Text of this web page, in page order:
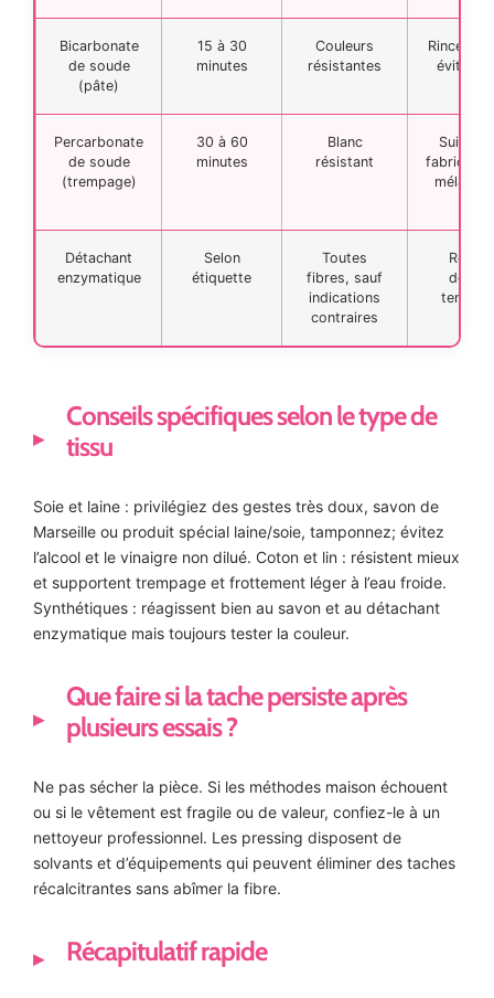
Bicarbonate
de soude
(pâte)
15 à 30
minutes
Couleurs
résistantes
Rincer
éviter
Percarbonate
de soude
(trempage)
30 à 60
minutes
Blanc
résistant
Suivre
fabricant,
Détachant
enzymatique
Selon
étiquette
Toutes
fibres, sauf
indications
contraires
Conseils spécifiques selon le type de
tissu
Soie et laine : privilégiez des gestes très doux, savon de
Marseille ou produit spécial laine/soie, tamponnez; évitez
l’alcool et le vinaigre non dilué. Coton et lin : résistent mieux
et supportent trempage et frottement léger à l’eau froide.
Synthétiques : réagissent bien au savon et au détachant
enzymatique mais toujours tester la couleur.
Que faire si la tache persiste après
plusieurs essais ?
Ne pas sécher la pièce. Si les méthodes maison échouent
ou si le vêtement est fragile ou de valeur, confiez-le à un
nettoyeur professionnel. Les pressing disposent de
solvants et d’équipements qui peuvent éliminer des taches
récalcitrantes sans abîmer la fibre.
Récapitulatif rapide